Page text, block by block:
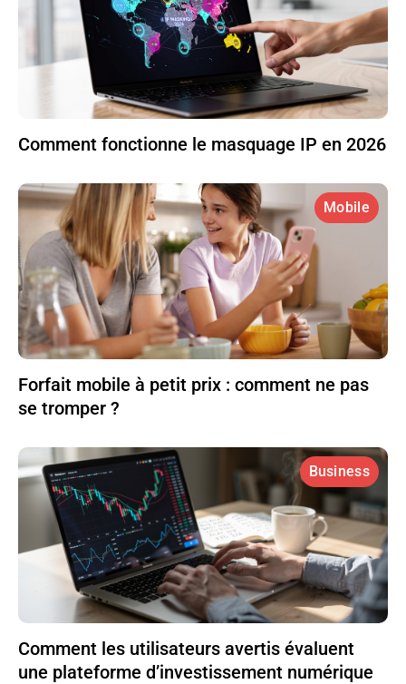
Comment fonctionne le masquage IP en 2026
Mobile
Forfait mobile à petit prix : comment ne pas
se tromper ?
Business
Comment les utilisateurs avertis évaluent
une plateforme d’investissement numérique